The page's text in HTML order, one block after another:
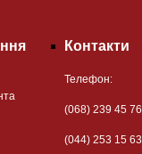
Контакти
Телефон:
(068) 239 45 76
(044) 253 15 63